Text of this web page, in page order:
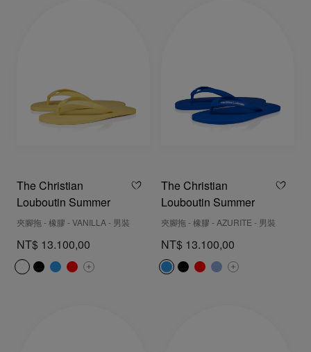
The Christian
Louboutin Summer
夾腳拖 - 橡膠 - VANILLA - 男裝
NT$ 13.100,00
The Christian
Louboutin Summer
夾腳拖 - 橡膠 - AZURITE - 男裝
NT$ 13.100,00